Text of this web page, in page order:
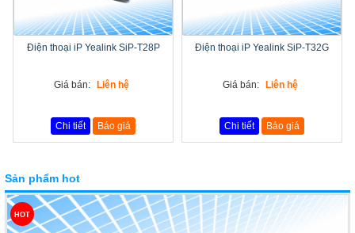
Điện thoại iP Yealink SiP-T28P
Giá bán: Liên hệ
Chi tiết Báo giá
Điện thoại iP Yealink SiP-T32G
Giá bán: Liên hệ
Chi tiết Báo giá
Sản phẩm hot
HOT